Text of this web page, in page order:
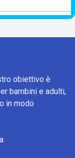
obiettivo è
bambini e adulti,
in modo